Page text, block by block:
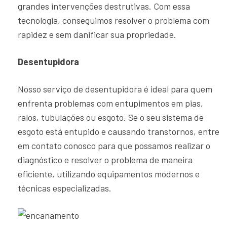
grandes intervenções destrutivas. Com essa
tecnologia, conseguimos resolver o problema com
rapidez e sem danificar sua propriedade.
Desentupidora
Nosso serviço de desentupidora é ideal para quem
enfrenta problemas com entupimentos em pias,
ralos, tubulações ou esgoto. Se o seu sistema de
esgoto está entupido e causando transtornos, entre
em contato conosco para que possamos realizar o
diagnóstico e resolver o problema de maneira
eficiente, utilizando equipamentos modernos e
técnicas especializadas.